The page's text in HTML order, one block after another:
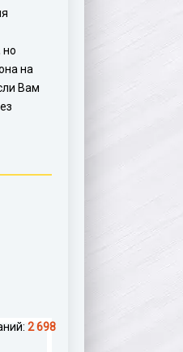
но
на
Вам
2 698